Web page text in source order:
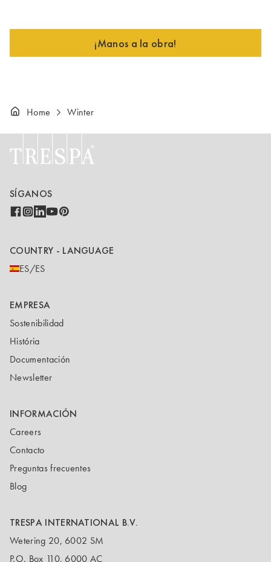
¡Manos a la obra!
Home Winter
SÍGANOS
COUNTRY - LANGUAGE
ES/ES
EMPRESA
Sostenibilidad
História
Documentación
Newsletter
INFORMACIÓN
Careers
Contacto
Preguntas frecuentes
Blog
TRESPA INTERNATIONAL B.V.
Wetering 20, 6002 SM
P.O. Box 110, 6000 AC